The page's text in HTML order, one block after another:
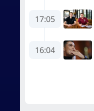
17:05
16:04